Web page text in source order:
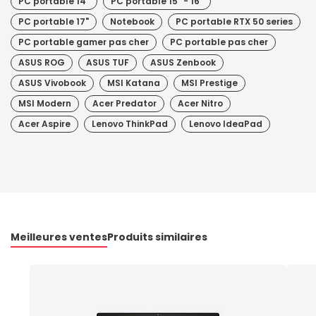
PC portable 17"
Notebook
PC portable RTX 50 series
PC portable gamer pas cher
PC portable pas cher
ASUS ROG
ASUS TUF
ASUS Zenbook
ASUS Vivobook
MSI Katana
MSI Prestige
MSI Modern
Acer Predator
Acer Nitro
Acer Aspire
Lenovo ThinkPad Lenovo IdeaPad
Meilleures ventesProduits similaires